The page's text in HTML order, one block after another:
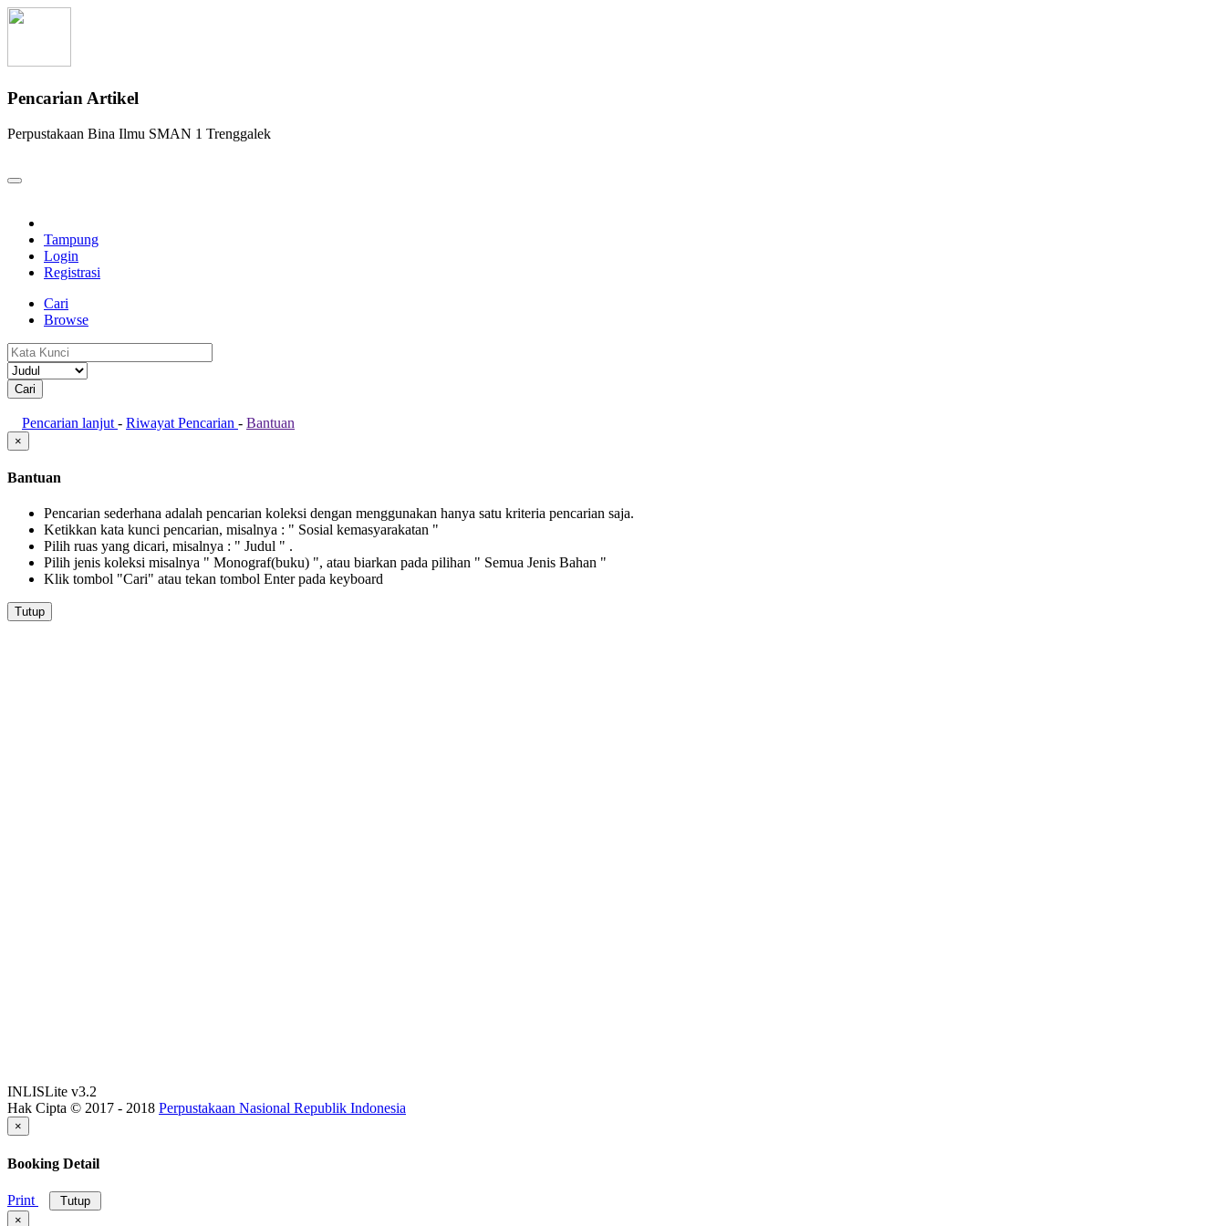
Pencarian Artikel
Perpustakaan Bina Ilmu SMAN 1 Trenggalek
Tampung
Login
Registrasi
Cari
Browse
Pencarian lanjut - Riwayat Pencarian - Bantuan
×
Bantuan
Pencarian sederhana adalah pencarian koleksi dengan menggunakan hanya satu kriteria pencarian saja.
Ketikkan kata kunci pencarian, misalnya : " Sosial kemasyarakatan "
Pilih ruas yang dicari, misalnya : " Judul " .
Pilih jenis koleksi misalnya " Monograf(buku) ", atau biarkan pada pilihan " Semua Jenis Bahan "
Klik tombol "Cari" atau tekan tombol Enter pada keyboard
Tutup
INLISLite v3.2
Hak Cipta © 2017 - 2018 Perpustakaan Nasional Republik Indonesia
×
Booking Detail
Print
Tutup
×